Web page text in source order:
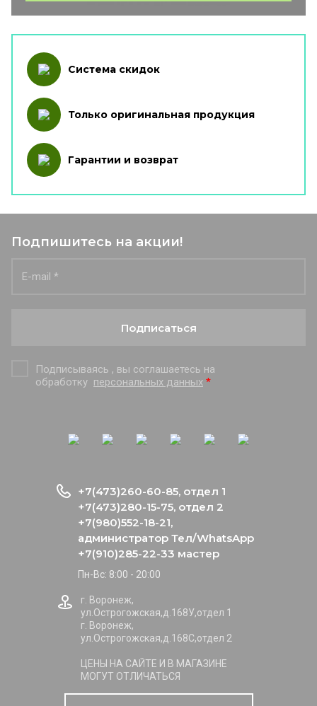
Система скидок
Только оригинальная продукция
Гарантии и возврат
Подпишитесь на акции!
Подписываясь , вы соглашаетесь на
обработку персональных данных *
Подписаться
+7(473)260-60-85, отдел 1
+7(473)280-15-75, отдел 2
+7(980)552-18-21,
администратор Тел/WhatsApp
+7(910)285-22-33 мастер
Пн-Вс: 8:00 - 20:00
г. Воронеж,
ул.Острогожская,д.168У,отдел 1
г. Воронеж,
ул.Острогожская,д.168С,отдел 2
ЦЕНЫ НА САЙТЕ И В МАГАЗИНЕ
МОГУТ ОТЛИЧАТЬСЯ